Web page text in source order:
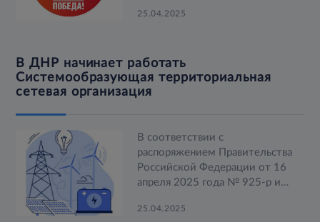
костюме. В документе, который
Александр Иосифович
Дробышев, уполномоченный
Государственным Комитетом
освобожденных районов
Донбасса. Бывший начальник
Левобережной ГРЭС в
Новосибирске.
25.04.2025
В ДНР начинает работать
Системообразующая территориальная
сетевая организация
В соответствии с
распоряжением Правительства
Российской Федерации от 16
апреля 2025 года № 925-р и
РФ от 29 декабря 2022 года №
25.04.2025